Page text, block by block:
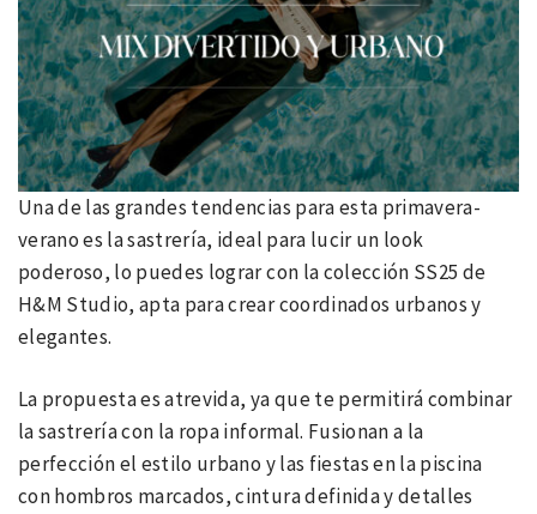
Una de las grandes tendencias para esta primavera-
verano es la sastrería, ideal para lucir un look
poderoso, lo puedes lograr con la colección SS25 de
H&M Studio, apta para crear coordinados urbanos y
elegantes.
La propuesta es atrevida, ya que te permitirá combinar
la sastrería con la ropa informal. Fusionan a la
perfección el estilo urbano y las fiestas en la piscina
con hombros marcados, cintura definida y detalles